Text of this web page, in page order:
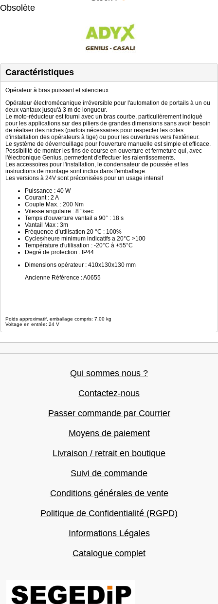
Obsolète
Caractéristiques
Opérateur à bras puissant et silencieux
Opérateur électromécanique irréversible pour l'automation de portails à un ou
deux vantaux jusqu'à 3 m de longueur.
Le moto-réducteur est fourni avec un bras courbe, particulièrement indiqué
pour les applications sur des piliers de grandes dimensions sans avoir besoin
de réaliser des niches (parfois nécessaires pour respecter les cotes
d'installation des opérateurs à tige) ou pour les ouvertures vers l'extérieur.
Le système de déverrouillage pour l'ouverture manuelle est simple et efficace.
Possibilité de monter les fins de course en ouverture et fermeture qui, avec
l'électronique Genius, permettent d'effectuer les ralentissements.
Les accessoires pour l'installation, le condensateur de poussée et les
instructions de montage sont inclus dans l'emballage.
Les versions à 24V sont préconisées pour un usage intensif
Puissance : 40 W
Courant : 2 A
Couple Max. : 200 Nm
Vitesse angulaire : 8 °/sec
Temps d'ouverture vantail a 90° : 18 s
Vantail Max : 3m
Fréquence d’utilisation 20 °C : 100%
Cycles/heure minimum indicatifs a 20°C >100
Température d'utilisation : -20°C à +55°C
Degré de protection : IP44
Dimensions opérateur : 410x130x130 mm
Ancienne Référence : A0655
Poids approximatif, emballage compris: 7.00 kg
Voltage en entrée: 24 V
Qui sommes nous ?
Contactez-nous
Passer commande par Courrier
Moyens de paiement
Livraison / retrait en boutique
Suivi de commande
Conditions générales de vente
Politique de Confidentialité (RGPD)
Informations Légales
Catalogue complet